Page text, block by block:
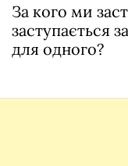
За кого ми
заступається
для одного?